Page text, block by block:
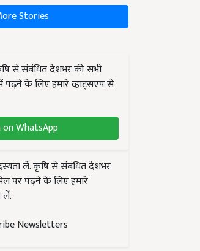
Stories
से संबंधित देशभर की सभी
पढ़ने के लिए हमारे व्हाट्सएप से
on WhatsApp
लें. कृषि से संबंधित देशभर
पर पढ़ने के लिए हमारे
लें.
Newsletters